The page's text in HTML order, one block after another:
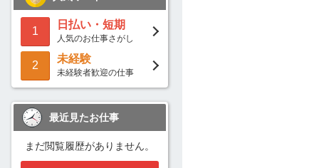
1
日払い・短期
人気のお仕事さがし
2
未経験
未経験者歓迎の仕事
最近見たお仕事
まだ閲覧履歴がありません。